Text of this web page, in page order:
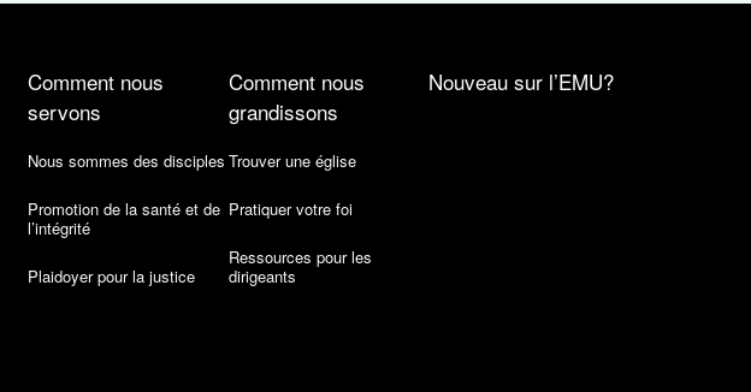
Comment nous
servons
Nous sommes des disciples
Promotion de la santé et de
l’intégrité
Plaidoyer pour la justice
Comment nous
grandissons
Trouver une église
Pratiquer votre foi
Ressources pour les
dirigeants
Nouveau sur l’EMU?